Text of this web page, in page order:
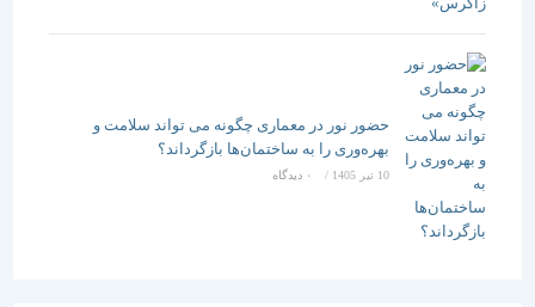
حضور نور در معماری چگونه می تواند سلامت و
بهره‌وری را به ساختمان‌ها بازگرداند؟
/ ۰ دیدگاه